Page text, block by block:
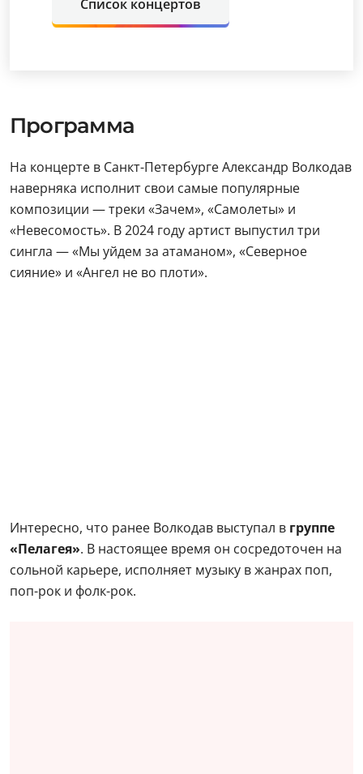
Список концертов
Программа
На концерте в Санкт-Петербурге Александр Волкодав
наверняка исполнит свои самые популярные
композиции — треки «Зачем», «Самолеты» и
«Невесомость». В 2024 году артист выпустил три
сингла — «Мы уйдем за атаманом», «Северное
сияние» и «Ангел не во плоти».
Интересно, что ранее Волкодав выступал в группе
«Пелагея». В настоящее время он сосредоточен на
сольной карьере, исполняет музыку в жанрах поп,
поп-рок и фолк-рок.